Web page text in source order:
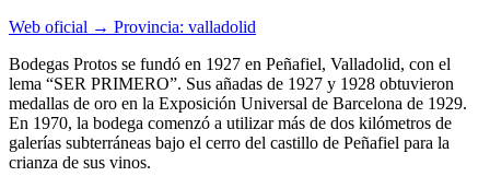
Web oficial → Provincia: valladolid
Bodegas Protos se fundó en 1927 en Peñafiel, Valladolid, con el
lema “SER PRIMERO”. Sus añadas de 1927 y 1928 obtuvieron
medallas de oro en la Exposición Universal de Barcelona de 1929.
En 1970, la bodega comenzó a utilizar más de dos kilómetros de
galerías subterráneas bajo el cerro del castillo de Peñafiel para la
crianza de sus vinos.